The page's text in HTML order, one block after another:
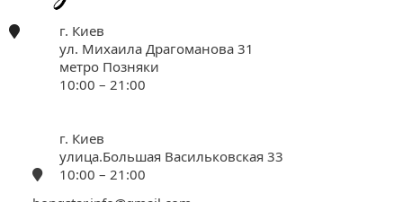
г. Киев
ул. Михаила Драгоманова 31
метро Позняки
10:00 – 21:00
г. Киев
улица.Большая Васильковская 33
10:00 – 21:00